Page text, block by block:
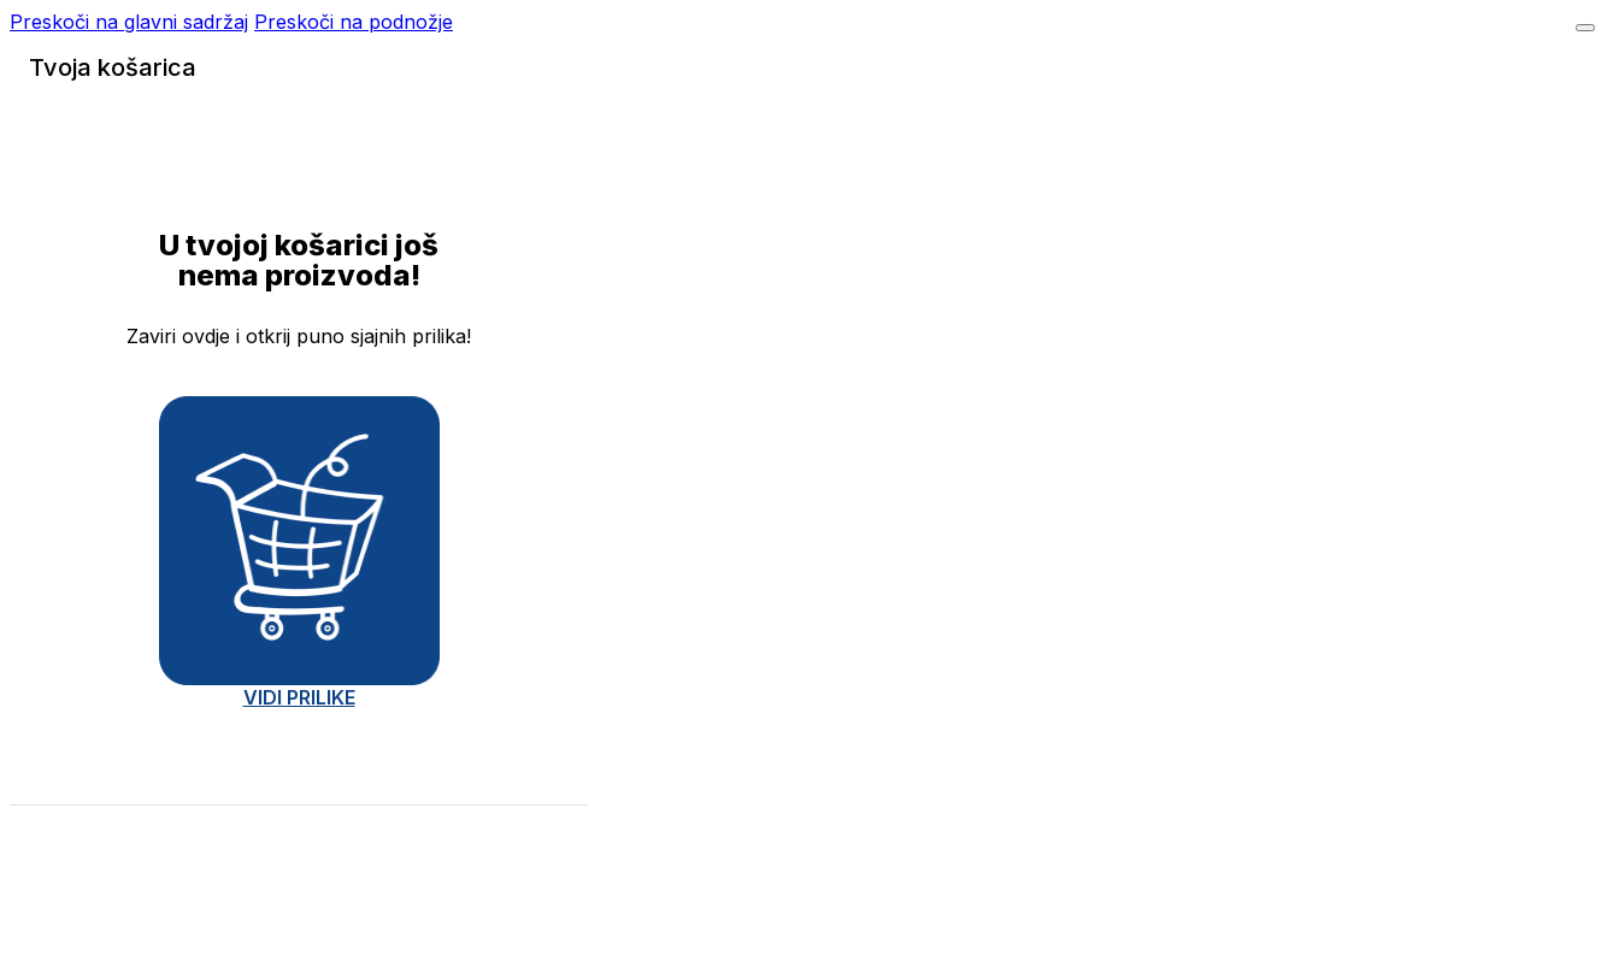
Preskoči na glavni sadržaj Preskoči na podnožje
Tvoja košarica
U tvojoj košarici još
nema proizvoda!
Zaviri ovdje i otkrij puno sjajnih prilika!
VIDI PRILIKE